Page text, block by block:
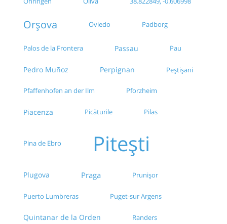
Orșova Oviedo Padborg
Palos de la Frontera Passau Pau
Pedro Muñoz Perpignan Peștișani
Pfaffenhofen an der Ilm Pforzheim
Piacenza Picăturile Pilas
Pina de Ebro Pitești
Plugova Praga Prunișor
Puerto Lumbreras Puget-sur Argens
Quintanar de la Orden Randers